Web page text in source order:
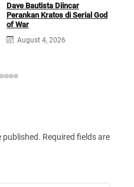
Dave Bautista Diincar
Perankan Kratos di Serial God
of War
August 4, 2026
published. Required fields are